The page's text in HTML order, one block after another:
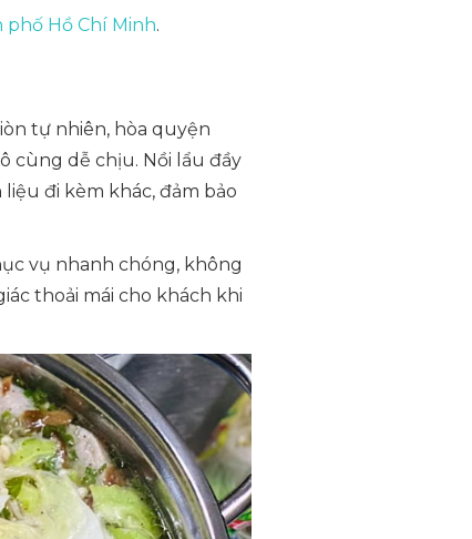
phố Hồ Chí Minh.
tự nhiên, hòa quyện
cùng dễ chịu. Nồi lẩu đầy
đi kèm khác, đảm bảo
vụ nhanh chóng, không
thoải mái cho khách khi